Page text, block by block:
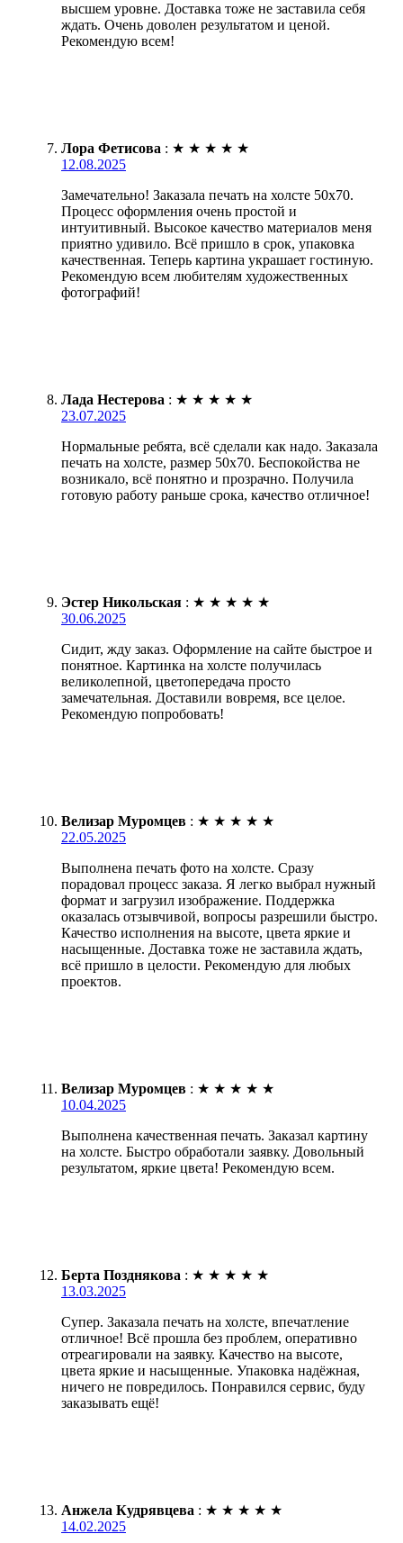
высшем уровне. Доставка тоже не заставила себя
ждать. Очень доволен результатом и ценой.
Рекомендую всем!
Лора Фетисова : ★ ★ ★ ★ ★
12.08.2025
Замечательно! Заказала печать на холсте 50х70.
Процесс оформления очень простой и
интуитивный. Высокое качество материалов меня
приятно удивило. Всё пришло в срок, упаковка
качественная. Теперь картина украшает гостиную.
Рекомендую всем любителям художественных
фотографий!
Лада Нестерова : ★ ★ ★ ★ ★
23.07.2025
Нормальные ребята, всё сделали как надо. Заказала
печать на холсте, размер 50х70. Беспокойства не
возникало, всё понятно и прозрачно. Получила
готовую работу раньше срока, качество отличное!
Эстер Никольская : ★ ★ ★ ★ ★
30.06.2025
Сидит, жду заказ. Оформление на сайте быстрое и
понятное. Картинка на холсте получилась
великолепной, цветопередача просто
замечательная. Доставили вовремя, все целое.
Рекомендую попробовать!
Велизар Муромцев : ★ ★ ★ ★ ★
22.05.2025
Выполнена печать фото на холсте. Сразу
порадовал процесс заказа. Я легко выбрал нужный
формат и загрузил изображение. Поддержка
оказалась отзывчивой, вопросы разрешили быстро.
Качество исполнения на высоте, цвета яркие и
насыщенные. Доставка тоже не заставила ждать,
всё пришло в целости. Рекомендую для любых
проектов.
Велизар Муромцев : ★ ★ ★ ★ ★
10.04.2025
Выполнена качественная печать. Заказал картину
на холсте. Быстро обработали заявку. Довольный
результатом, яркие цвета! Рекомендую всем.
Берта Позднякова : ★ ★ ★ ★ ★
13.03.2025
Супер. Заказала печать на холсте, впечатление
отличное! Всё прошла без проблем, оперативно
отреагировали на заявку. Качество на высоте,
цвета яркие и насыщенные. Упаковка надёжная,
ничего не повредилось. Понравился сервис, буду
заказывать ещё!
Анжела Кудрявцева : ★ ★ ★ ★ ★
14.02.2025